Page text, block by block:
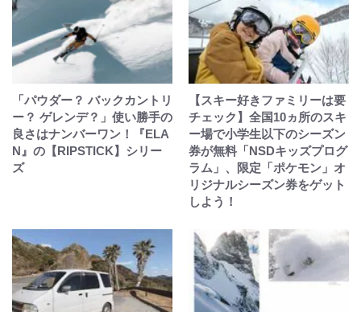
「パウダー？ バックカントリ
ー？ ゲレンデ？」使い勝手の
良さはナンバーワン！『ELA
N』の【RIPSTICK】シリー
ズ
【スキー好きファミリーは要
チェック】全国10ヵ所のスキ
ー場で小学生以下のシーズン
券が無料「NSDキッズプログ
ラム」、限定「ポケモン」オ
リジナルシーズン券をゲット
しよう！